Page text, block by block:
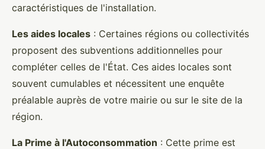
caractéristiques de l'installation.
Les aides locales : Certaines régions ou collectivités
proposent des subventions additionnelles pour
compléter celles de l'État. Ces aides locales sont
souvent cumulables et nécessitent une enquête
préalable auprès de votre mairie ou sur le site de la
région.
La Prime à l'Autoconsommation : Cette prime est